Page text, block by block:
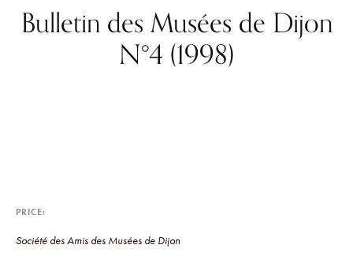
Bulletin des Musées de Dijon
N°4 (1998)
PRICE
Société des Amis des Musées de Dijon